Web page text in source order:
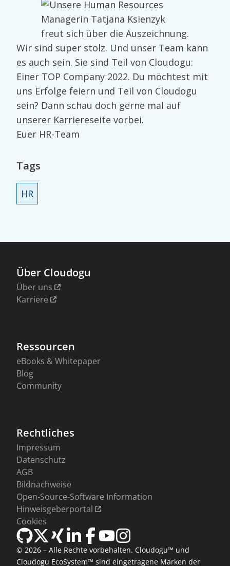
Wir sind super stolz. Und unser Team kann
es auch sein. Sie sind Teil von Cloudogu:
Einer TOP Company 2022. Du möchtest mit
uns Erfolge feiern und Teil von Cloudogu
sein? Dann schau doch gerne mal auf
unserer Karriereseite vorbei.
Euer HR-Team
Tags
HR